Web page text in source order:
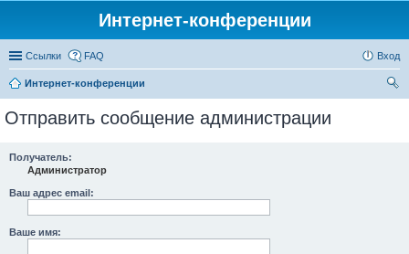
Интернет-конференции
Ссылки FAQ Вход
Интернет-конференции
Отправить сообщение администрации
Получатель:
Администратор
Ваш адрес email:
Ваше имя: